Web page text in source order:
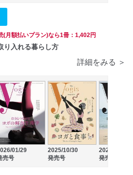
(月額払いプラン)なら1冊：1,402円
り入れる暮らし方
詳細をみる ＞
01/29
売号
2025/10/30
発売号
2025/07/30
発売号